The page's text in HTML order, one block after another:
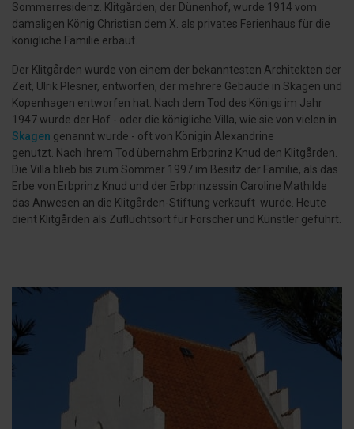
Sommerresidenz. Klitgården, der Dünenhof, wurde 1914 vom
damaligen König Christian dem X. als privates Ferienhaus für die
königliche Familie erbaut.
Der Klitgården wurde von einem der bekanntesten Architekten der
Zeit, Ulrik Plesner, entworfen, der mehrere Gebäude in Skagen und
Kopenhagen entworfen hat. Nach dem Tod des Königs im Jahr
1947 wurde der Hof - oder die königliche Villa, wie sie von vielen in
Skagen genannt wurde - oft von Königin Alexandrine
genutzt. Nach ihrem Tod übernahm Erbprinz Knud den Klitgården.
Die Villa blieb bis zum Sommer 1997 im Besitz der Familie, als das
Erbe von Erbprinz Knud und der Erbprinzessin Caroline Mathilde
das Anwesen an die Klitgården-Stiftung verkauft wurde. Heute
dient Klitgården als Zufluchtsort für Forscher und Künstler geführt.